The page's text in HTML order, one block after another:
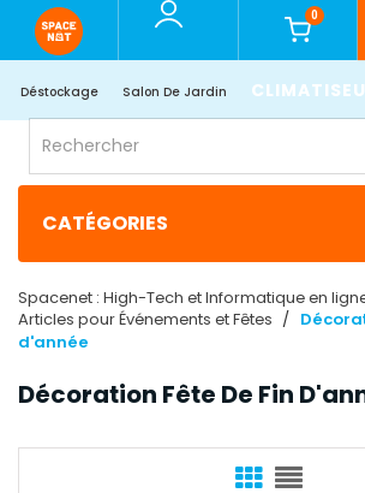
0
Déstockage Salon De Jardin
CATÉGORIES
Spacenet : High-Tech et Informatique en
Articles pour Événements et Fêtes
d'année
Décoration Fête De Fin